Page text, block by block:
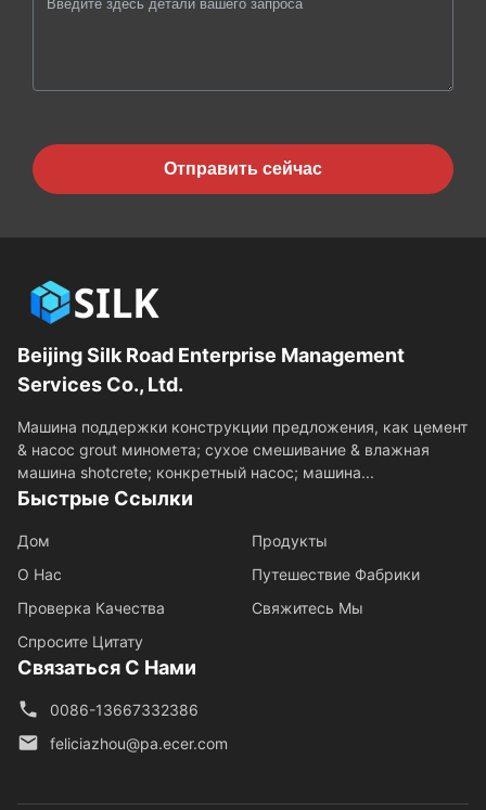
Отправить сейчас
Beijing Silk Road Enterprise Management
Services Co., Ltd.
Машина поддержки конструкции предложения, как цемент
& насос grout миномета; сухое смешивание & влажная
машина shotcrete; конкретный насос; машина...
Быстрые Ссылки
Дом
Продукты
О Нас
Путешествие Фабрики
Проверка Качества
Свяжитесь Мы
Спросите Цитату
Связаться С Нами
0086-13667332386
feliciazhou@pa.ecer.com